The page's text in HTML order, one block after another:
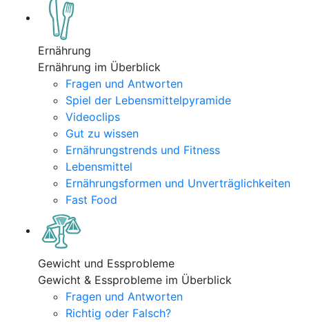
Ernährung
Ernährung im Überblick
Fragen und Antworten
Spiel der Lebensmittelpyramide
Videoclips
Gut zu wissen
Ernährungstrends und Fitness
Lebensmittel
Ernährungsformen und Unverträglichkeiten
Fast Food
Gewicht und Essprobleme
Gewicht & Essprobleme im Überblick
Fragen und Antworten
Richtig oder Falsch?